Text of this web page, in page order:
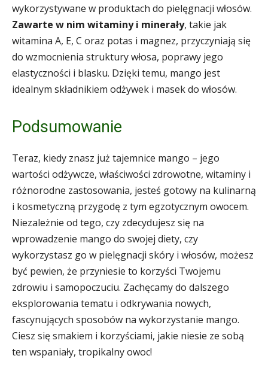
wykorzystywane w produktach do pielęgnacji włosów.
Zawarte w nim witaminy i minerały, takie jak
witamina A, E, C oraz potas i magnez, przyczyniają się
do wzmocnienia struktury włosa, poprawy jego
elastyczności i blasku. Dzięki temu, mango jest
idealnym składnikiem odżywek i masek do włosów.
Podsumowanie
Teraz, kiedy znasz już tajemnice mango – jego
wartości odżywcze, właściwości zdrowotne, witaminy i
różnorodne zastosowania, jesteś gotowy na kulinarną
i kosmetyczną przygodę z tym egzotycznym owocem.
Niezależnie od tego, czy zdecydujesz się na
wprowadzenie mango do swojej diety, czy
wykorzystasz go w pielęgnacji skóry i włosów, możesz
być pewien, że przyniesie to korzyści Twojemu
zdrowiu i samopoczuciu. Zachęcamy do dalszego
eksplorowania tematu i odkrywania nowych,
fascynujących sposobów na wykorzystanie mango.
Ciesz się smakiem i korzyściami, jakie niesie ze sobą
ten wspaniały, tropikalny owoc!